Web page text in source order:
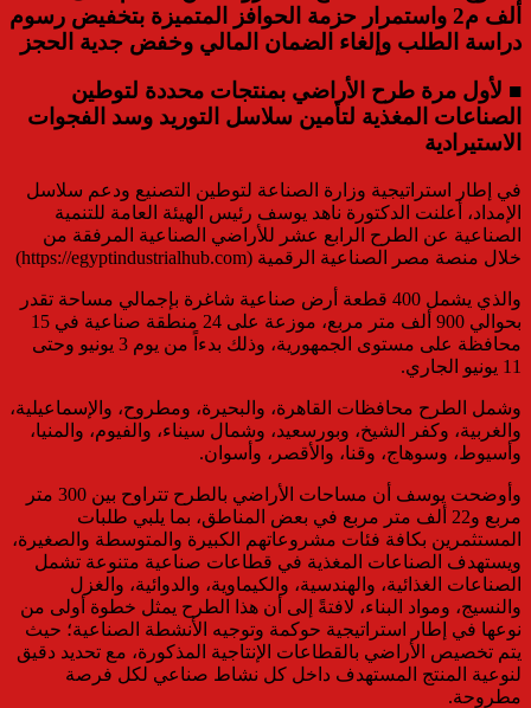
ألف م2 واستمرار حزمة الحوافز المتميزة بتخفيض رسوم
دراسة الطلب وإلغاء الضمان المالي وخفض جدية الحجز
■ لأول مرة طرح الأراضي بمنتجات محددة لتوطين
الصناعات المغذية لتأمين سلاسل التوريد وسد الفجوات
الاستيرادية
في إطار استراتيجية وزارة الصناعة لتوطين التصنيع ودعم سلاسل
الإمداد، أعلنت الدكتورة ناهد يوسف رئيس الهيئة العامة للتنمية
الصناعية عن الطرح الرابع عشر للأراضي الصناعية المرفقة من
خلال منصة مصر الصناعية الرقمية (https://egyptindustrialhub.com)
والذي يشمل 400 قطعة أرض صناعية شاغرة بإجمالي مساحة تقدر
بحوالي 900 ألف متر مربع، موزعة على 24 منطقة صناعية في 15
محافظة على مستوى الجمهورية، وذلك بدءاً من يوم 3 يونيو وحتى
11 يونيو الجاري.
وشمل الطرح محافظات القاهرة، والبحيرة، ومطروح، والإسماعيلية،
والغربية، وكفر الشيخ، وبورسعيد، وشمال سيناء، والفيوم، والمنيا،
وأسيوط، وسوهاج، وقنا، والأقصر، وأسوان.
وأوضحت يوسف أن مساحات الأراضي بالطرح تتراوح بين 300 متر
مربع و22 ألف متر مربع في بعض المناطق، بما يلبي طلبات
المستثمرين بكافة فئات مشروعاتهم الكبيرة والمتوسطة والصغيرة،
ويستهدف الصناعات المغذية في قطاعات صناعية متنوعة تشمل
الصناعات الغذائية، والهندسية، والكيماوية، والدوائية، والغزل
والنسيج، ومواد البناء، لافتةً إلى أن هذا الطرح يمثل خطوة أولى من
نوعها في إطار استراتيجية حوكمة وتوجيه الأنشطة الصناعية؛ حيث
يتم تخصيص الأراضي بالقطاعات الإنتاجية المذكورة، مع تحديد دقيق
لنوعية المنتج المستهدف داخل كل نشاط صناعي لكل فرصة
مطروحة.